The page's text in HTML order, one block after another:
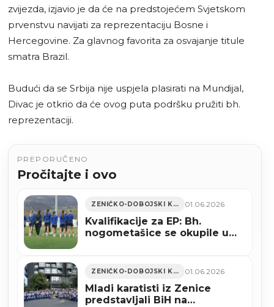
zvijezda, izjavio je da će na predstojećem Svjetskom
prvenstvu navijati za reprezentaciju Bosne i
Hercegovine. Za glavnog favorita za osvajanje titule
smatra Brazil.
Budući da se Srbija nije uspjela plasirati na Mundijal,
Divac je otkrio da će ovog puta podršku pružiti bh.
reprezentaciji.
PREPORUČENO
Pročitajte i ovo
ZENIČKO-DOBOJSKI KANTON 01.06.2026
Kvalifikacije za EP: Bh.
nogometašice se okupile u
ZENIČKO-DOBOJSKI KANTON 01.06.2026
Mladi karatisti iz Zenice
predstavljali BiH na